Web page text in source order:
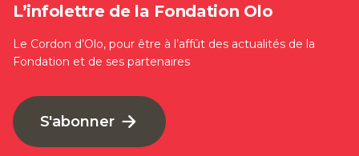
L’infolettre de la Fondation Olo
Le Cordon d’Olo, pour être à l’affût des actualités de la
Fondation et de ses partenaires
S'abonner